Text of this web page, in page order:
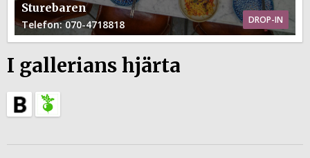
Sturebaren
Telefon: 070-4718818 DROP-IN
I gallerians hjärta